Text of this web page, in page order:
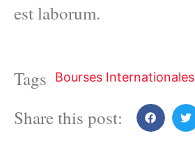
est laborum.
Tags Bourses Internationales
Share this post: